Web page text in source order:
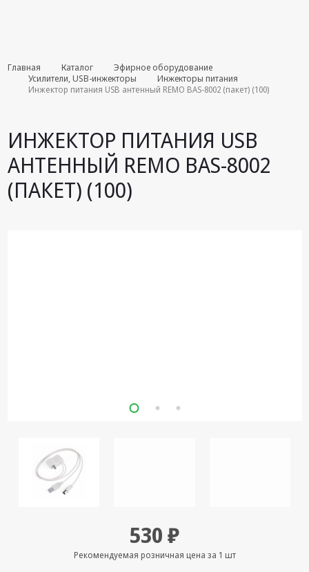
Комплекты
августа
Android TV
приставки
Блоки питания,
Сетевые
Сотовой связи
Сетевое
оборудование
A/V, HDMI
Главная Каталог
Эфирное оборудование
Усилители, USB-инжекторы
Инжекторы питания
Инжектор питания USB антенный REMO BAS-8002 (пакет) (100)
ИНЖЕКТОР ПИТАНИЯ USB
АНТЕННЫЙ REMO BAS-8002
(ПАКЕТ) (100)
530 ₽
Рекомендуемая розничная цена за 1 шт